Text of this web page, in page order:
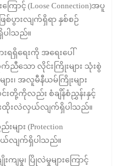
ောင့် (Loose Connection)အပူ
ဖြစ်ပွားလျက်ရှိရာ နှစ်စဉ်
ပါသည်။
ရရှိရေးကို အရေးပေါ်
ညီသော လိုင်းကြိုးများ သုံးစွဲ
းများ၊ အလူမီနီယမ်ကြိုးများ
တို့ကိုလည်း စံချိန်စံညွှန်းနှင့်
းထိုးလဲလှယ်လျက်ရှိပါသည်။
များ (Protection
ယ်လျက်ရှိပါသည်။
ျမှု၊ ပြိုလဲမှုများကြောင့်